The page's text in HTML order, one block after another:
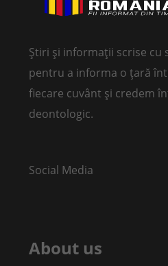
Știri și informații scrise
pentru a informa o țară
fiecare cuvânt și credem
deontologic.
Social Media
About us